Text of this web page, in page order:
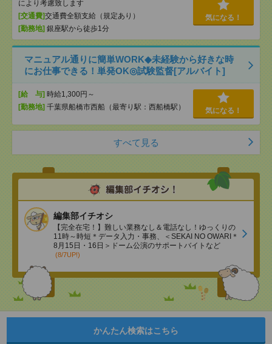
により考慮致します
[交通費]交通費全額支給（規定あり）
[勤務地] 銀座駅から徒歩1分
気になる！
マニュアル通りに簡単WORK◆未経験から好きな時
にお仕事できる！単発OK◎試験監督[アルバイト]
[給 与] 時給1,300円～
[勤務地] 千葉県船橋市西船（最寄り駅：西船橋駅） 気になる！
すべて見る
編集部イチオシ
【完全在宅！】難しい業務なし＆電話なし！ゆっくりの
11時～時短＊データ入力・事務、＜SEKAI NO OWARI＊
8月15日・16日＞ドーム公演のサポートバイトなど
(8/7UP!)
かんたん検索はこちら